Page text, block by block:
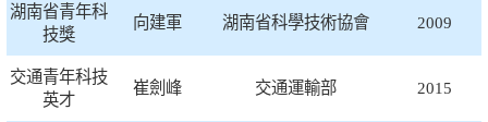
湖南省青年科
技獎
向建軍 湖南省科學技術協會 2009
交通青年科技
英才
崔劍峰 交通運輸部 2015